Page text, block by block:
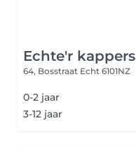
Echte'r kappers
64, Bosstraat Echt 6101NZ
0-2 jaar
3-12 jaar